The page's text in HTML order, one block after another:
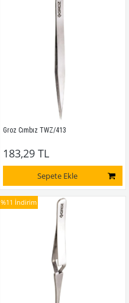
Groz Cımbız TWZ/413
183,29 TL
Sepete Ekle
%11 İndirim